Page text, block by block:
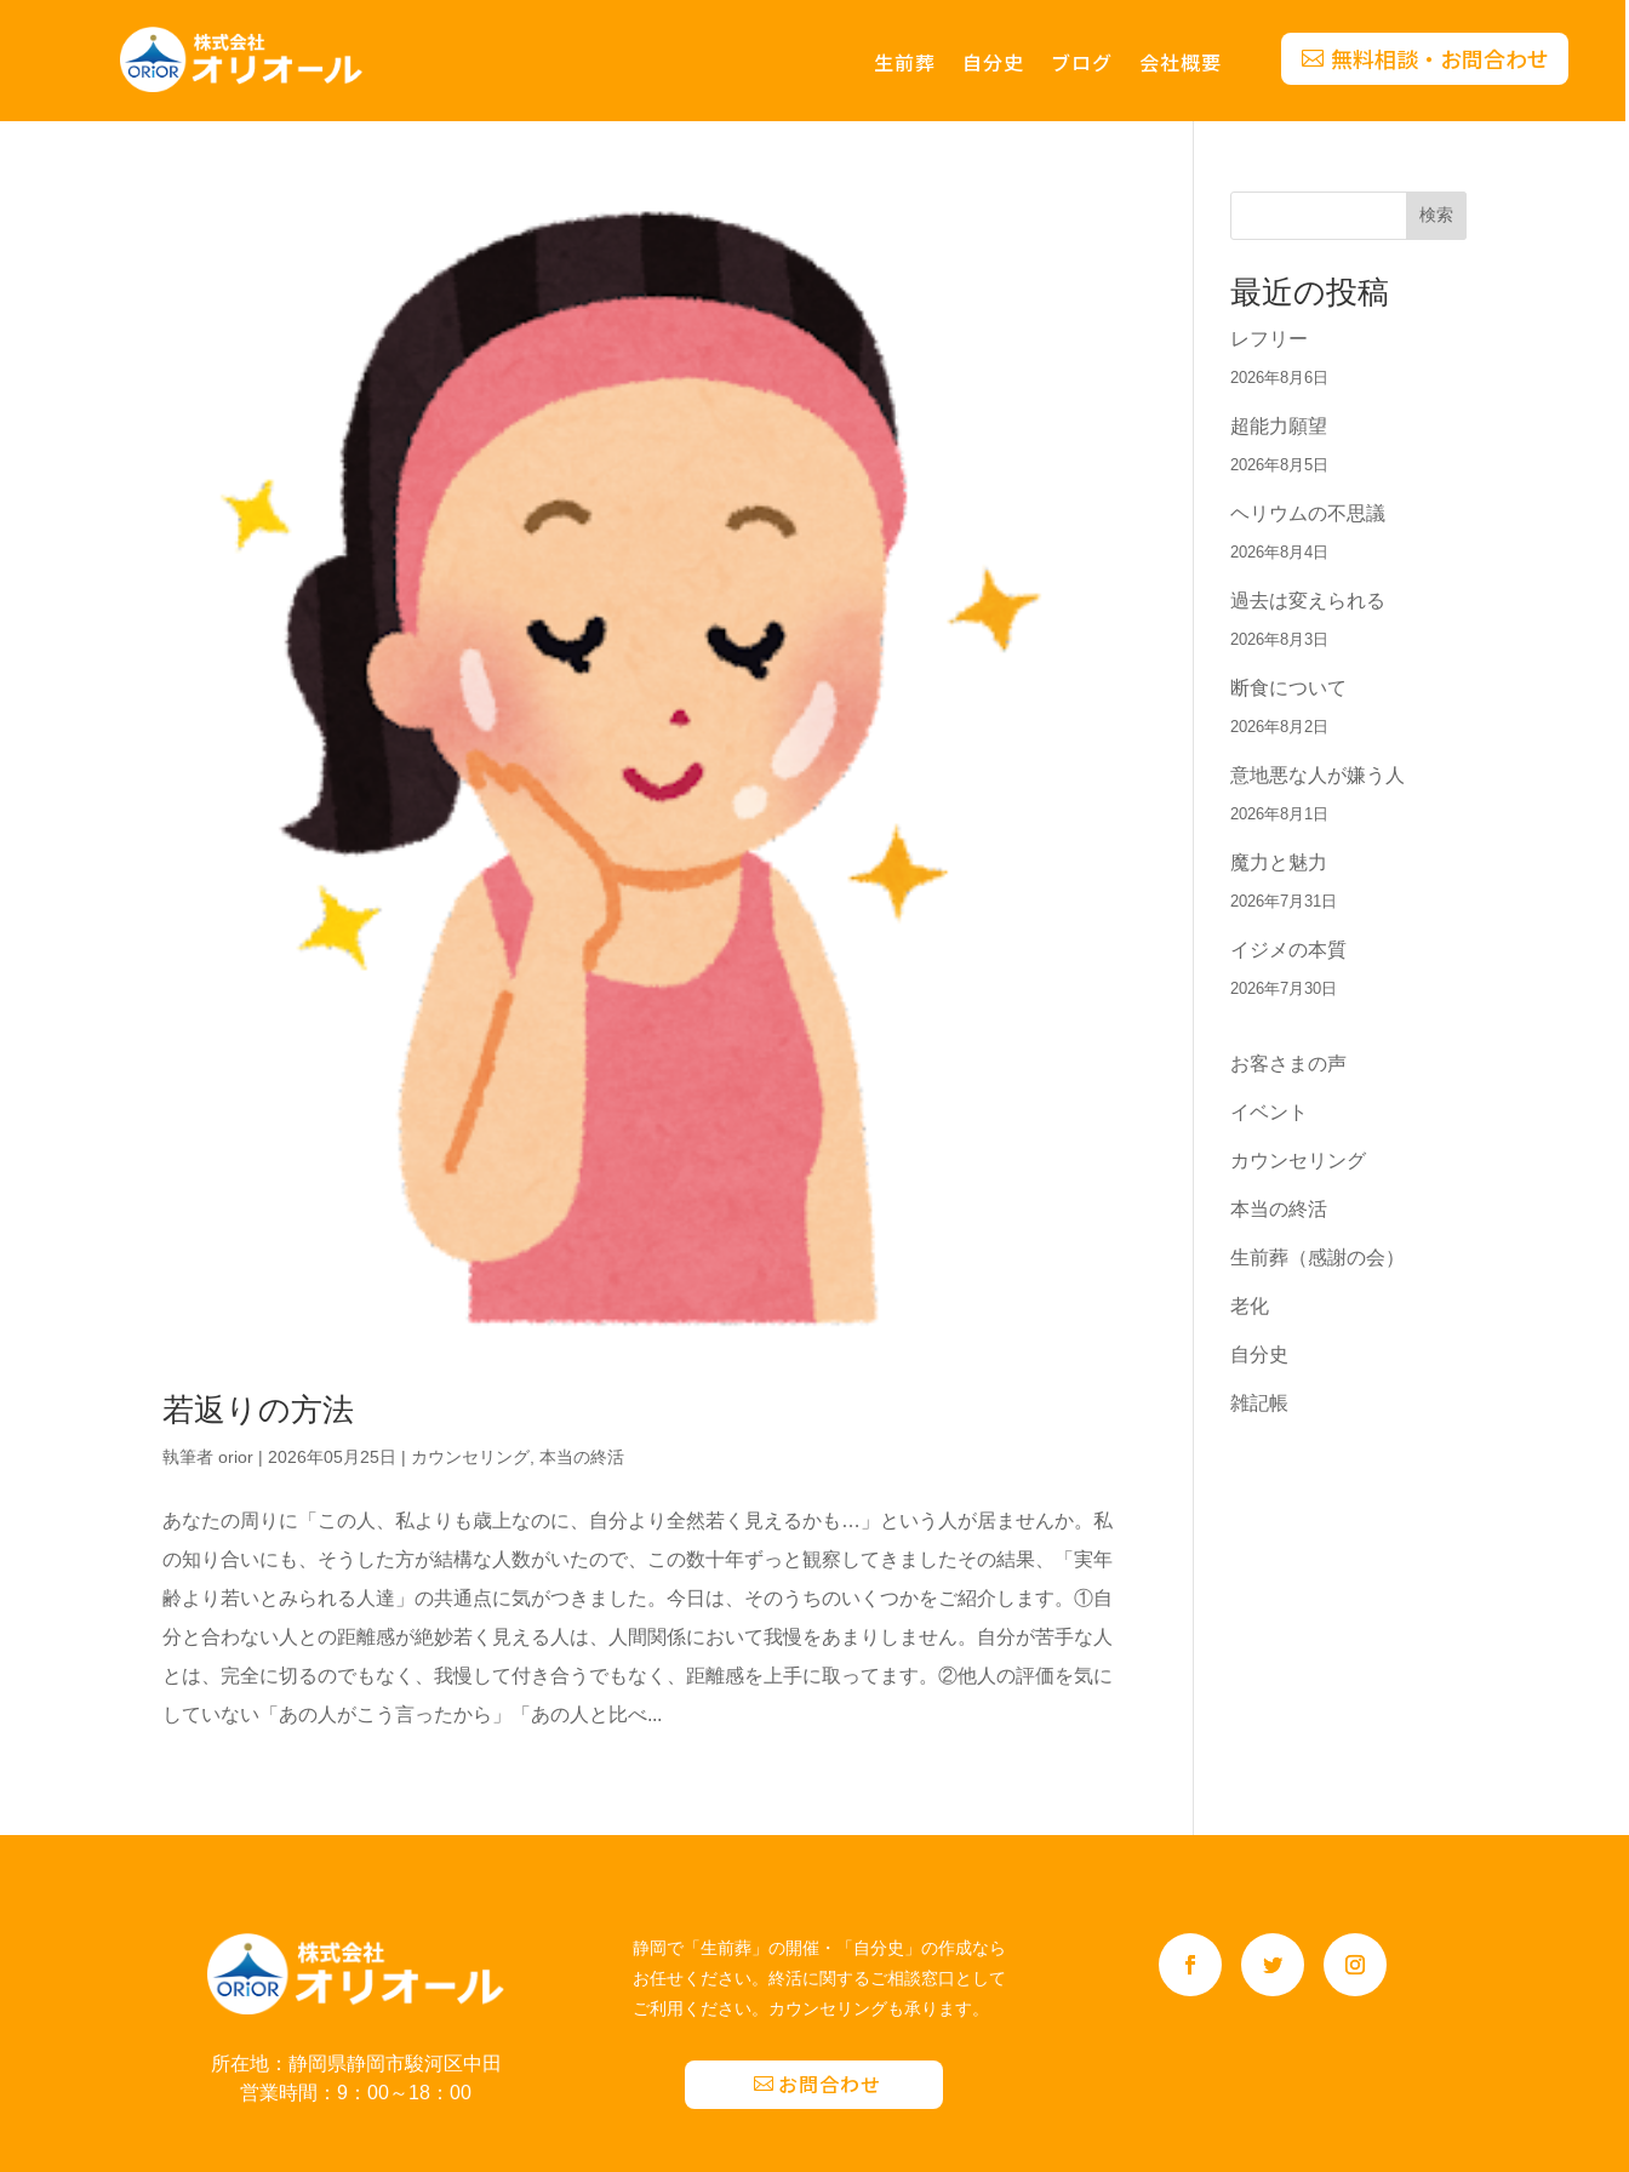
生前葬 自分史 ブログ 会社概要 無料相談・お問合わせ
若返りの方法
執筆者orior |2026年05月25日 | カウンセリング,本当の終活
あなたの周りに「この人、私よりも歳上なのに、自分より全然若く見えるかも…」という人が居ませんか。私
の知り合いにも、そうした方が結構な人数がいたので、この数十年ずっと観察してきましたその結果、「実年
齢より若いとみられる人達」の共通点に気がつきました。今日は、そのうちのいくつかをご紹介します。①自
分と合わない人との距離感が絶妙若く見える人は、人間関係において我慢をあまりしません。自分が苦手な人
とは、完全に切るのでもなく、我慢して付き合うでもなく、距離感を上手に取ってます。②他人の評価を気に
していない「あの人がこう言ったから」「あの人と比べ...
検索
最近の投稿
レフリー
2026年8月6日
超能力願望
2026年8月5日
ヘリウムの不思議
2026年8月4日
過去は変えられる
2026年8月3日
断食について
2026年8月2日
意地悪な人が嫌う人
2026年8月1日
魔力と魅力
2026年7月31日
イジメの本質
2026年7月30日
お客さまの声
イベント
カウンセリング
本当の終活
生前葬（感謝の会）
老化
自分史
雑記帳
所在地：静岡県静岡市駿河区中田
営業時間：9：00～18：00
静岡で「生前葬」の開催・「自分史」の作成なら
お任せください。終活に関するご相談窓口として
ご利用ください。カウンセリングも承ります。
お問合わせ